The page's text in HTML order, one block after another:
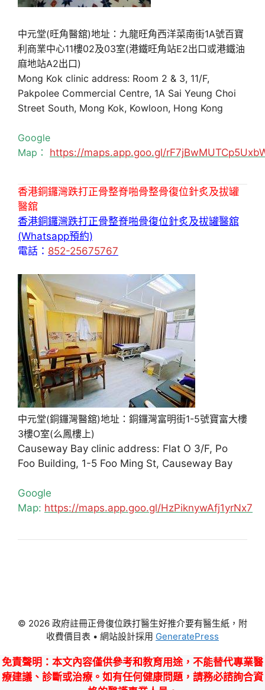
中元堂(旺角醫舘)地址：九龍旺角西洋菜南街1A號百寶
利商業中心11樓02及03室(港鐵旺角站E2出口或港鐵油
麻地站A2出口)
Mong Kok clinic address: Room 2 & 3, 11/F,
Pakpolee Commercial Centre, 1A Sai Yeung Choi
Street South, Mong Kok, Kowloon, Hong Kong
Google
Map： https://maps.app.goo.gl/
香港銅鑼灣跌打正骨整脊啪骨整骨復位針炙及拔罐
醫舘
香港銅鑼灣跌打正骨整脊啪骨復位針炙及拔罐醫舘
(Whatsapp預約)
電話： 852-25675767
中元堂(銅鑼灣醫舘)地址：銅鑼灣富明街1-5號寶富大樓
3樓O室(么鳳樓上)
Causeway Bay clinic address: Flat O 3/F, Po
Foo Building, 1-5 Foo Ming St, Causeway Bay
Google
Map: https://maps.app.goo.gl/HzPiknywAfj1yrNx7
© 2026 政府註冊正骨復位跌打醫生好推介要有醫生紙，附
收費價目表 • 網站設計採用 GeneratePress
免責聲明 ：本文內容僅供參考和教育用途，不能替代專業醫
療建議、診斷或治療。如有任何健康問題，請務必諮詢合資